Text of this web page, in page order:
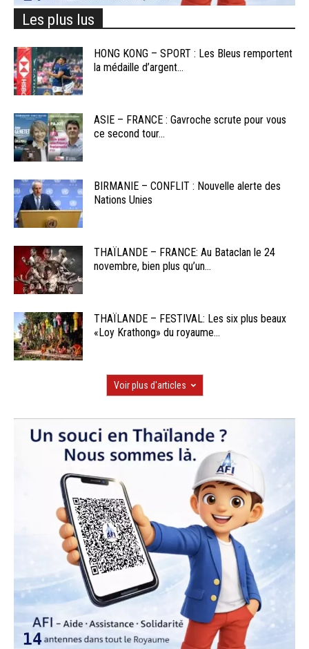
Les plus lus
HONG KONG – SPORT : Les Bleus remportent
la médaille d’argent...
ASIE – FRANCE : Gavroche scrute pour vous
ce second tour...
BIRMANIE – CONFLIT : Nouvelle alerte des
Nations Unies
THAÏLANDE – FRANCE: Au Bataclan le 24
novembre, bien plus qu’un...
THAÏLANDE – FESTIVAL: Les six plus beaux
«Loy Krathong» du royaume...
Voir plus d'articles